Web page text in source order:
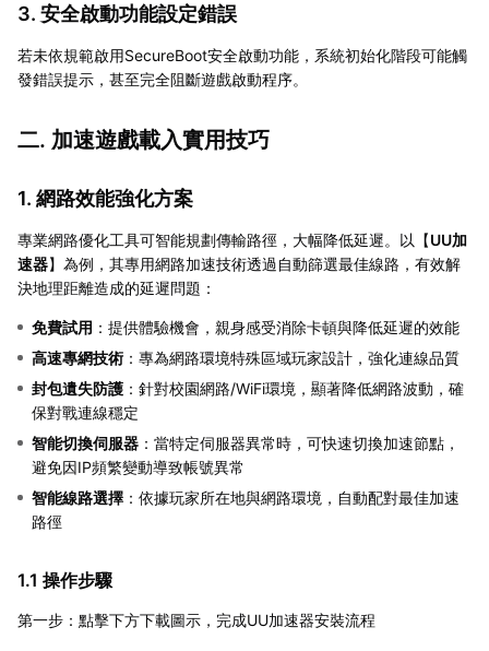
3. 安全啟動功能設定錯誤
若未依規範啟用SecureBoot安全啟動功能，系統初始化階段可能觸
發錯誤提示，甚至完全阻斷遊戲啟動程序。
二. 加速遊戲載入實用技巧
1. 網路效能強化方案
專業網路優化工具可智能規劃傳輸路徑，大幅降低延遲。以【UU加
速器】為例，其專用網路加速技術透過自動篩選最佳線路，有效解
決地理距離造成的延遲問題：
免費試用 ：提供體驗機會，親身感受消除卡頓與降低延遲的效能
高速專網技術 ：專為網路環境特殊區域玩家設計，強化連線品質
封包遺失防護 ：針對校園網路/WiFi環境，顯著降低網路波動，確
保對戰連線穩定
智能切換伺服器 ：當特定伺服器異常時，可快速切換加速節點，
避免因IP頻繁變動導致帳號異常
智能線路選擇 ：依據玩家所在地與網路環境，自動配對最佳加速
路徑
1.1 操作步驟
第一步：點擊下方下載圖示，完成UU加速器安裝流程